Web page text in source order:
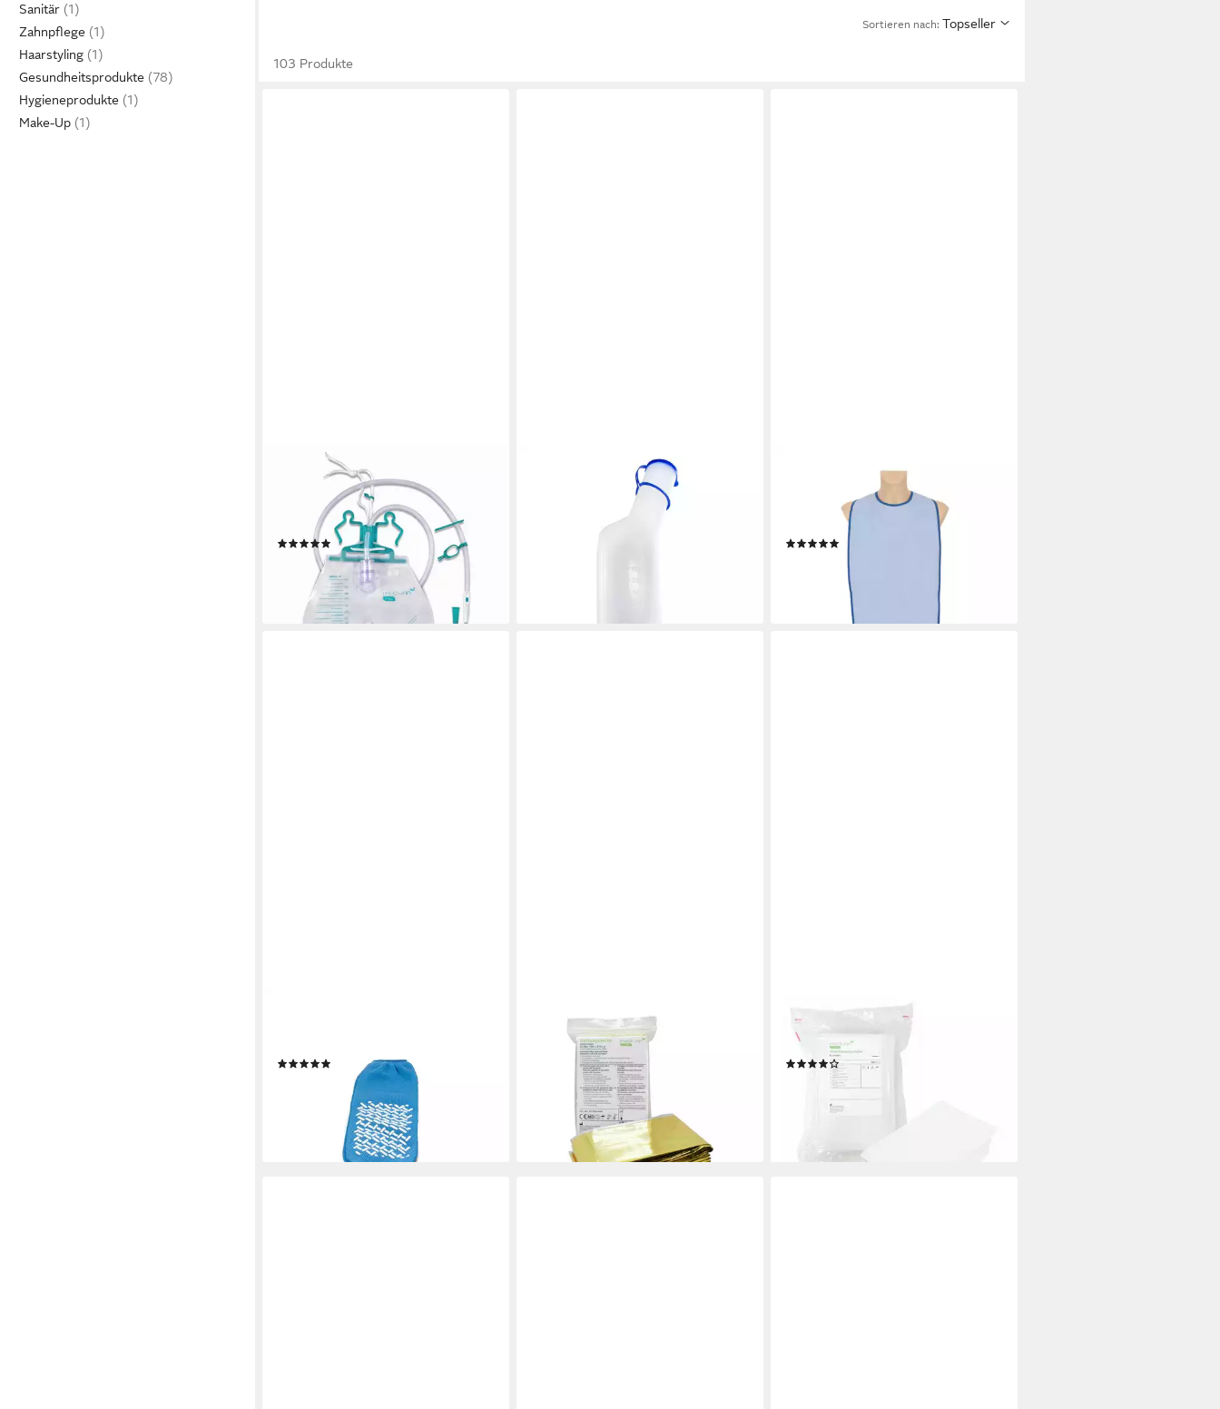
Sanitär
Zahnpflege
Haarstyling
Gesundheitsprodukte
Hygieneprodukte
Make-Up
Sortieren nach: Topseller
103 Produkte
MEDI-INN
Urinal PRO Urinbeutel closed
System, 120 cm, 2000 ml, steril
verpackt, (1-tlg)
(2)
ab 3,99 €
lieferbar - in 3-4 Werktagen bei dir
Urin-Flasche Urinflasche PP 1000 ml
für Männer, milchig (1 St)
mit drei Druckknöpfen, waschbar,
blau, (1-St)
(1)
lieferbar - in 4-5 Werktagen bei dir
(4,99 €/ 1 Paar)
lieferbar - in 3-4 Werktagen bei dir
Erste-Hilfe-Set Rettungsdecke
Rettungsfolie, 160 x 210 cm,
gold/silber, (1 St)
ab 1,99 €
lieferbar - in 3-4 Werktagen bei dir
Waschlappen Waschhandschuhe
Economy 100er Pack, (N15547-KUG)
(1)
ab 5,99 € 7,99 €